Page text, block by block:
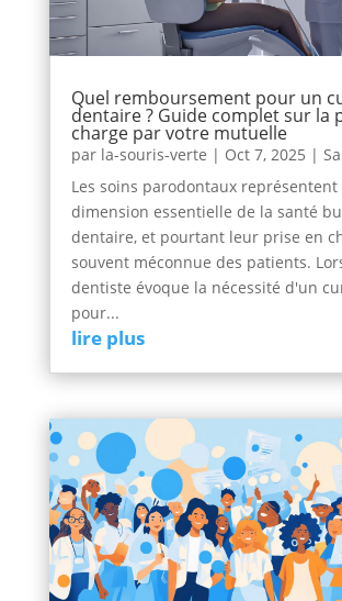
Quel remboursement pour un
dentaire ? Guide complet sur la
charge par votre mutuelle
par la-souris-verte | Oct 7, 2025 |
Les soins parodontaux représentent
dimension essentielle de la santé
dentaire, et pourtant leur prise en
souvent méconnue des patients.
dentiste évoque la nécessité d'un
pour...
lire plus